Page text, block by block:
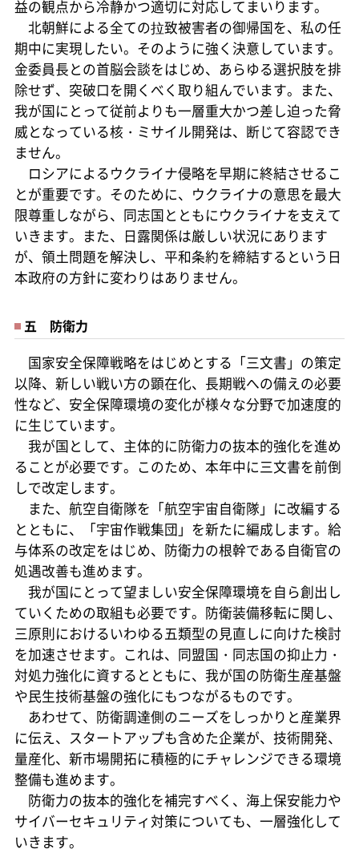
益の観点から冷静かつ適切に対応してまいります。
北朝鮮による全ての拉致被害者の御帰国を、私の任
期中に実現したい。そのように強く決意しています。
金委員長との首脳会談をはじめ、あらゆる選択肢を排
除せず、突破口を開くべく取り組んでいます。また、
我が国にとって従前よりも一層重大かつ差し迫った脅
威となっている核・ミサイル開発は、断じて容認でき
ません。
ロシアによるウクライナ侵略を早期に終結させるこ
とが重要です。そのために、ウクライナの意思を最大
限尊重しながら、同志国とともにウクライナを支えて
いきます。また、日露関係は厳しい状況にあります
が、領土問題を解決し、平和条約を締結するという日
本政府の方針に変わりはありません。
五 防衛力
国家安全保障戦略をはじめとする「三文書」の策定
以降、新しい戦い方の顕在化、長期戦への備えの必要
性など、安全保障環境の変化が様々な分野で加速度的
に生じています。
我が国として、主体的に防衛力の抜本的強化を進め
ることが必要です。このため、本年中に三文書を前倒
しで改定します。
また、航空自衛隊を「航空宇宙自衛隊」に改編する
とともに、「宇宙作戦集団」を新たに編成します。給
与体系の改定をはじめ、防衛力の根幹である自衛官の
処遇改善も進めます。
我が国にとって望ましい安全保障環境を自ら創出し
ていくための取組も必要です。防衛装備移転に関し、
三原則におけるいわゆる五類型の見直しに向けた検討
を加速させます。これは、同盟国・同志国の抑止力・
対処力強化に資するとともに、我が国の防衛生産基盤
や民生技術基盤の強化にもつながるものです。
あわせて、防衛調達側のニーズをしっかりと産業界
に伝え、スタートアップも含めた企業が、技術開発、
量産化、新市場開拓に積極的にチャレンジできる環境
整備も進めます。
防衛力の抜本的強化を補完すべく、海上保安能力や
サイバーセキュリティ対策についても、一層強化して
いきます。